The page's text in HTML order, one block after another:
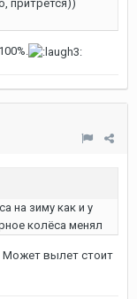
притрется))
на зиму как и у
колёса менял
Может вылет стоит